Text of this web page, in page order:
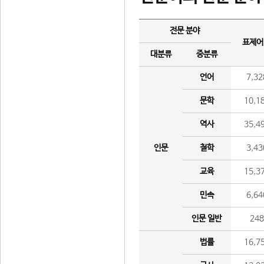
전문 분야
표제
대분류
중분류
인문
언어
문학
역사
철학
교육
민속
인문 일반 248
법률